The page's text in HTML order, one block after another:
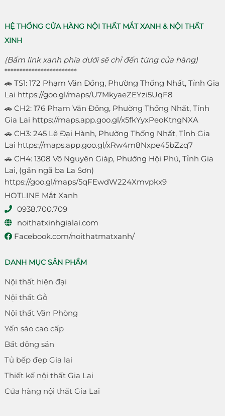
HỆ THỐNG CỬA HÀNG NỘI THẤT MẮT XANH & NỘI THẤT
XINH
(Bấm link xanh phía dưới sẽ chỉ đến từng cửa hàng)
************************
🚗 TS1: 172 Phạm Văn Đồng, Phường Thống Nhất, Tỉnh Gia
Lai https://goo.gl/maps/U7MkyaeZEYzi5UqF8
🚗 CH2: 176 Phạm Văn Đồng, Phường Thống Nhất, Tỉnh
Gia Lai https://maps.app.goo.gl/x5fkYyxPeoKtngNXA
🚗 CH3: 245 Lê Đại Hành, Phường Thống Nhất, Tỉnh Gia
Lai https://maps.app.goo.gl/xRw4m8Nxpe45bZzq7
🚗 CH4: 1308 Võ Nguyên Giáp, Phường Hội Phú, Tỉnh Gia
Lai, (gần ngã ba La Sơn)
https://goo.gl/maps/5qFEwdW224Xmvpkx9
HOTLINE Mắt Xanh
0938.700.709
noithatxinhgialai.com
Facebook.com/noithatmatxanh/
DANH MỤC SẢN PHẨM
Nội thất hiện đại
Nội thất Gỗ
Nội thất Văn Phòng
Yến sào cao cấp
Bất động sản
Tủ bếp đẹp Gia lai
Thiết kế nội thất Gia Lai
Cửa hàng nội thất Gia Lai